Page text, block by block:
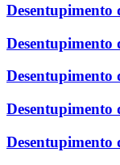
Desentupimento